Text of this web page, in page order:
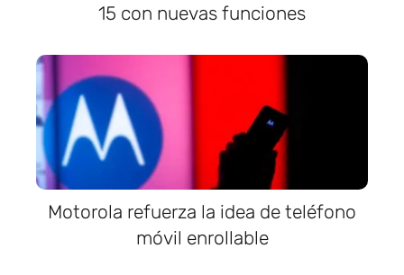
15 con nuevas funciones
Motorola refuerza la idea de teléfono
móvil enrollable